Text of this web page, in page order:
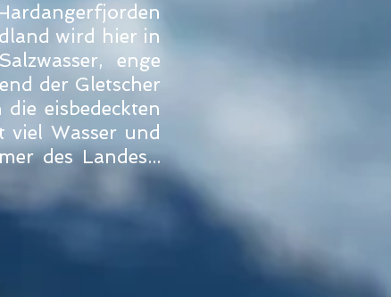
wird hier in
enge
der Gletscher
eisbedeckten
viel Wasser und
des Landes...